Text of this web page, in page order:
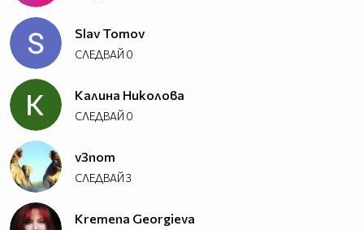
Slav Tomov
СЛЕДВАЙ 0
Калина Николова
СЛЕДВАЙ 0
v3nom
СЛЕДВАЙ3
Kremena Georgieva